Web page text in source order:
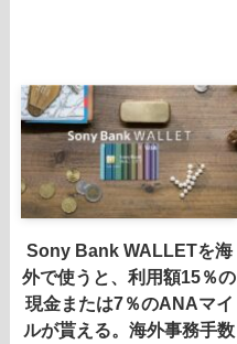
Sony Bank WALLETを海
外で使うと、利用額15％の
現金または7％のANAマイ
ルが貰える。海外事務手数